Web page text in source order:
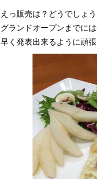
えっ販売は？どうでしょう
グランドオープンまでに
早く発表出来るように頑張